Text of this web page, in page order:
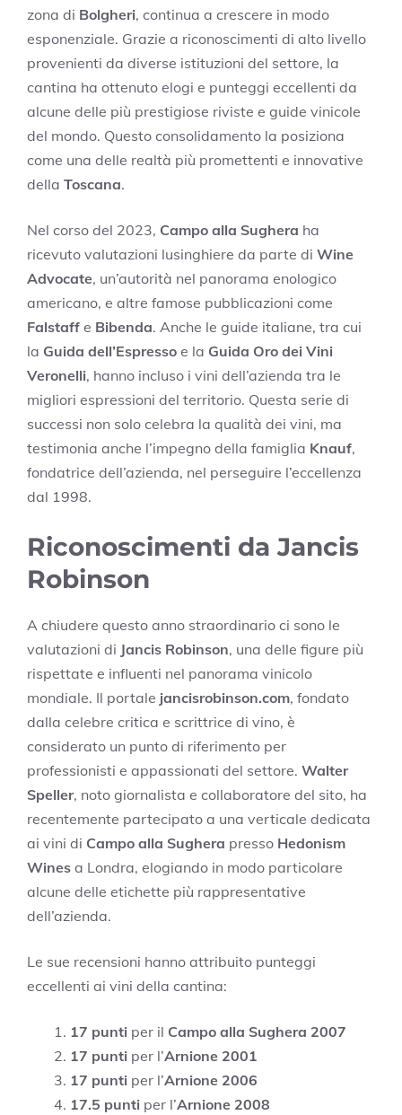
zona di Bolgheri, continua a crescere in modo
esponenziale. Grazie a riconoscimenti di alto livello
provenienti da diverse istituzioni del settore, la
cantina ha ottenuto elogi e punteggi eccellenti da
alcune delle più prestigiose riviste e guide vinicole
del mondo. Questo consolidamento la posiziona
come una delle realtà più promettenti e innovative
della Toscana.
Nel corso del 2023, Campo alla Sughera ha
ricevuto valutazioni lusinghiere da parte di Wine
Advocate, un’autorità nel panorama enologico
americano, e altre famose pubblicazioni come
Falstaff e Bibenda. Anche le guide italiane, tra cui
la Guida dell’Espresso e la Guida Oro dei Vini
Veronelli, hanno incluso i vini dell’azienda tra le
migliori espressioni del territorio. Questa serie di
successi non solo celebra la qualità dei vini, ma
testimonia anche l’impegno della famiglia Knauf,
fondatrice dell’azienda, nel perseguire l’eccellenza
dal 1998.
Riconoscimenti da Jancis
Robinson
A chiudere questo anno straordinario ci sono le
valutazioni di Jancis Robinson, una delle figure più
rispettate e influenti nel panorama vinicolo
mondiale. Il portale jancisrobinson.com, fondato
dalla celebre critica e scrittrice di vino, è
considerato un punto di riferimento per
professionisti e appassionati del settore. Walter
Speller, noto giornalista e collaboratore del sito, ha
recentemente partecipato a una verticale dedicata
ai vini di Campo alla Sughera presso Hedonism
Wines a Londra, elogiando in modo particolare
alcune delle etichette più rappresentative
dell’azienda.
Le sue recensioni hanno attribuito punteggi
eccellenti ai vini della cantina:
17 punti per il Campo alla Sughera 2007
17 punti per l’Arnione 2001
17 punti per l’Arnione 2006
17.5 punti per l’Arnione 2008